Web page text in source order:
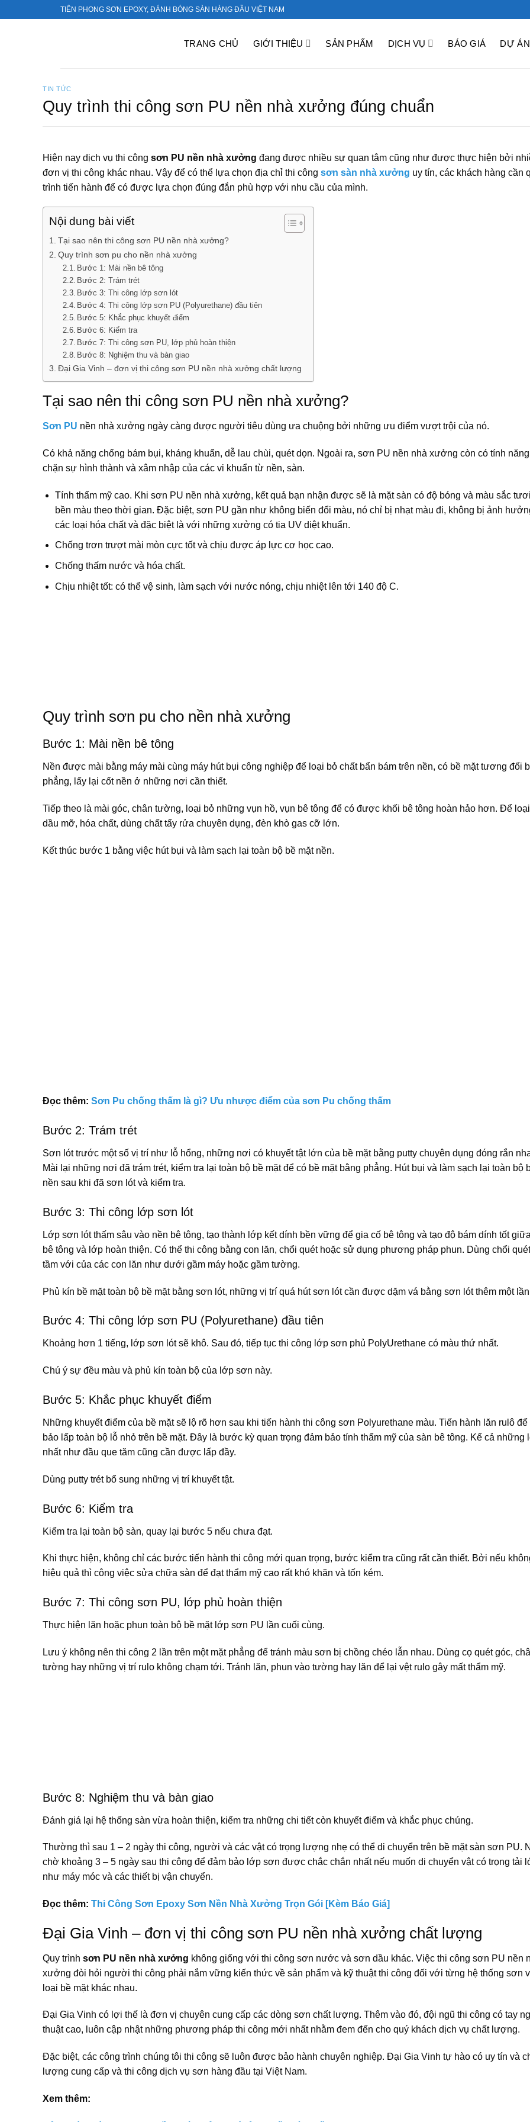
qua
TIÊN PHONG SƠN EPOXY, ĐÁNH BÓNG SÀN HÀNG ĐẦU VIỆT NAM
TRANG CHỦ GIỚI THIỆU SẢN PHẨM DỊCH VỤ BÁO GIÁ DỰ ÁN
TIN TỨC
Quy trình thi công sơn PU nền nhà xưởng đúng chuẩn
Hiện nay dịch vụ thi công sơn PU nền nhà xưởng đang được nhiều sự quan tâm cũng như được thực hiện bởi
đơn vị thi công khác nhau. Vậy để có thể lựa chọn địa chỉ thi công sơn sàn nhà xưởng uy tín, các khách hàng cần
trình tiến hành để có được lựa chọn đúng đắn phù hợp với nhu cầu của mình.
Nội dung bài viết
Tại sao nên thi công sơn PU nền nhà xưởng?
Quy trình sơn pu cho nền nhà xưởng
Bước 1: Mài nền bê tông
Bước 2: Trám trét
Bước 3: Thi công lớp sơn lót
Bước 4: Thi công lớp sơn PU (Polyurethane) đầu tiên
Bước 5: Khắc phục khuyết điểm
Bước 6: Kiểm tra
Bước 7: Thi công sơn PU, lớp phủ hoàn thiện
Bước 8: Nghiệm thu và bàn giao
Đại Gia Vinh – đơn vị thi công sơn PU nền nhà xưởng chất lượng
Tại sao nên thi công sơn PU nền nhà xưởng?
Sơn PU nền nhà xưởng ngày càng được người tiêu dùng ưa chuộng bởi những ưu điểm vượt trội của nó.
Có khả năng chống bám bụi, kháng khuẩn, dễ lau chùi, quét dọn. Ngoài ra, sơn PU nền nhà xưởng còn có tính
chặn sự hình thành và xâm nhập của các vi khuẩn từ nền, sàn.
Tính thẩm mỹ cao. Khi sơn PU nền nhà xưởng, kết quả bạn nhận được sẽ là mặt sàn có độ bóng và màu sắc
bền màu theo thời gian. Đặc biệt, sơn PU gần như không biến đổi màu, nó chỉ bị nhạt màu đi, không bị ảnh
các loại hóa chất và đặc biệt là với những xưởng có tia UV diệt khuẩn.
Chống trơn trượt mài mòn cực tốt và chịu được áp lực cơ học cao.
Chống thấm nước và hóa chất.
Chịu nhiệt tốt: có thể vệ sinh, làm sạch với nước nóng, chịu nhiệt lên tới 140 độ C.
Quy trình sơn pu cho nền nhà xưởng
Bước 1: Mài nền bê tông
Nền được mài bằng máy mài cùng máy hút bụi công nghiệp để loại bỏ chất bẩn bám trên nền, có bề mặt tương đối
phẳng, lấy lại cốt nền ở những nơi cần thiết.
Tiếp theo là mài góc, chân tường, loại bỏ những vụn hồ, vụn bê tông để có được khối bê tông hoàn hảo hơn. Để
dầu mỡ, hóa chất, dùng chất tẩy rửa chuyên dụng, đèn khò gas cỡ lớn.
Kết thúc bước 1 bằng việc hút bụi và làm sạch lại toàn bộ bề mặt nền.
Đọc thêm: Sơn Pu chống thấm là gì? Ưu nhược điểm của sơn Pu chống thấm
Bước 2: Trám trét
Sơn lót trước một số vị trí như lỗ hổng, những nơi có khuyết tật lớn của bề mặt bằng putty chuyên dụng đóng rắn
Mài lại những nơi đã trám trét, kiểm tra lại toàn bộ bề mặt để có bề mặt bằng phẳng. Hút bụi và làm sạch lại toàn bộ
nền sau khi đã sơn lót và kiểm tra.
Bước 3: Thi công lớp sơn lót
Lớp sơn lót thấm sâu vào nền bê tông, tạo thành lớp kết dính bền vững để gia cố bê tông và tạo độ bám dính tốt
bê tông và lớp hoàn thiện. Có thể thi công bằng con lăn, chổi quét hoặc sử dụng phương pháp phun. Dùng chổi
tầm với của các con lăn như dưới gầm máy hoặc gầm tường.
Phủ kín bề mặt toàn bộ bề mặt bằng sơn lót, những vị trí quá hút sơn lót cần được dặm vá bằng sơn lót thêm một
Bước 4: Thi công lớp sơn PU (Polyurethane) đầu tiên
Khoảng hơn 1 tiếng, lớp sơn lót sẽ khô. Sau đó, tiếp tục thi công lớp sơn phủ PolyUrethane có màu thứ nhất.
Chú ý sự đều màu và phủ kín toàn bộ của lớp sơn này.
Bước 5: Khắc phục khuyết điểm
Những khuyết điểm của bề mặt sẽ lộ rõ hơn sau khi tiến hành thi công sơn Polyurethane màu. Tiến hành lăn rulô để
bảo lấp toàn bộ lỗ nhỏ trên bề mặt. Đây là bước kỳ quan trọng đảm bảo tính thẩm mỹ của sàn bê tông. Kể cả những
nhất như đầu que tăm cũng cần được lấp đầy.
Dùng putty trét bổ sung những vị trí khuyết tật.
Bước 6: Kiểm tra
Kiểm tra lại toàn bộ sàn, quay lại bước 5 nếu chưa đạt.
Khi thực hiện, không chỉ các bước tiến hành thi công mới quan trọng, bước kiểm tra cũng rất cần thiết. Bởi nếu
hiệu quả thì công việc sửa chữa sàn để đạt thẩm mỹ cao rất khó khăn và tốn kém.
Bước 7: Thi công sơn PU, lớp phủ hoàn thiện
Thực hiện lăn hoặc phun toàn bộ bề mặt lớp sơn PU lần cuối cùng.
Lưu ý không nên thi công 2 lần trên một mặt phẳng để tránh màu sơn bị chồng chéo lẫn nhau. Dùng cọ quét góc,
tường hay những vị trí rulo không chạm tới. Tránh lăn, phun vào tường hay lăn để lại vệt rulo gây mất thẩm mỹ.
Bước 8: Nghiệm thu và bàn giao
Đánh giá lại hệ thống sàn vừa hoàn thiện, kiểm tra những chi tiết còn khuyết điểm và khắc phục chúng.
Thường thì sau 1 – 2 ngày thi công, người và các vật có trọng lượng nhẹ có thể di chuyển trên bề mặt sàn sơn PU.
chờ khoảng 3 – 5 ngày sau thi công để đảm bảo lớp sơn được chắc chắn nhất nếu muốn di chuyển vật có trọng tải
như máy móc và các thiết bị vận chuyển.
Đọc thêm: Thi Công Sơn Epoxy Sơn Nền Nhà Xưởng Trọn Gói [Kèm Báo Giá]
Đại Gia Vinh – đơn vị thi công sơn PU nền nhà xưởng chất lượng
Quy trình sơn PU nền nhà xưởng không giống với thi công sơn nước và sơn dầu khác. Việc thi công sơn PU nền
xưởng đòi hỏi người thi công phải nắm vững kiến thức về sản phẩm và kỹ thuật thi công đối với từng hệ thống sơn
loại bề mặt khác nhau.
Đại Gia Vinh có lợi thế là đơn vị chuyên cung cấp các dòng sơn chất lượng. Thêm vào đó, đội ngũ thi công có tay
thuật cao, luôn cập nhật những phương pháp thi công mới nhất nhằm đem đến cho quý khách dịch vụ chất lượng.
Đặc biệt, các công trình chúng tôi thi công sẽ luôn được bảo hành chuyên nghiệp. Đại Gia Vinh tự hào có uy tín và
lượng cung cấp và thi công dịch vụ sơn hàng đầu tại Việt Nam.
Xem thêm: